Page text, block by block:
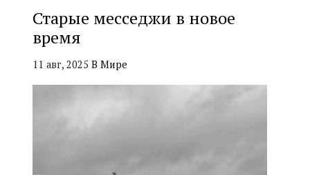
Старые месседжи в новое
время
11 авг, 2025 В Мире